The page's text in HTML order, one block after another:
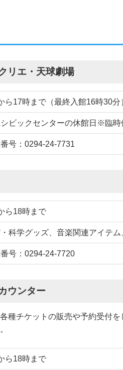
リエ・天球劇場
ら17時まで（最終入館16時30分
シビックセンターの休館日※臨時
号：0294-24-7731
ら18時まで
科学グッズ、音楽関連アイテ
号：0294-24-7720
ウンター
種チケットの販売や予約受付を
ら18時まで